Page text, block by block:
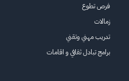
فرص تطوع
زمالات
تدريب مهني وتقني
برامج تبادل ثقافي و اقامات